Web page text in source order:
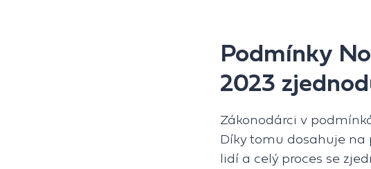
Podmínky
2023
Zákonodárci v
Díky tomu dosahuje na
lidí a celý proces se